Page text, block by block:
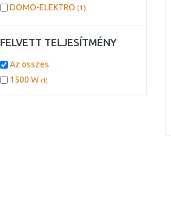
DOMO-ELEKTRO (1)
FELVETT TELJESÍTMÉNY
Az összes
1500 W (1)